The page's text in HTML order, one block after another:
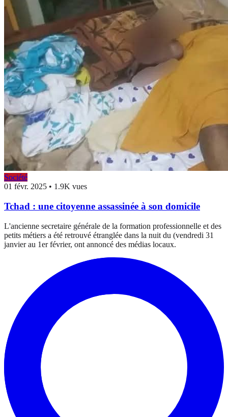
Société
01 févr. 2025 • 1.9K vues
Tchad : une citoyenne assassinée à son domicile
L'ancienne secretaire générale de la formation professionnelle et des
petits métiers a été retrouvé étranglée dans la nuit du (vendredi 31
janvier au 1er février, ont annoncé des médias locaux.